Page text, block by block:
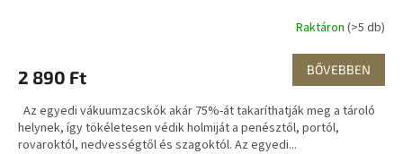
Raktáron (>5 db)
2 890 Ft BŐVEBBEN
Az egyedi vákuumzacskók akár 75%-át takaríthatják meg a tároló
helynek, így tökéletesen védik holmiját a penésztől, portól,
rovaroktól, nedvességtől és szagoktól. Az egyedi...